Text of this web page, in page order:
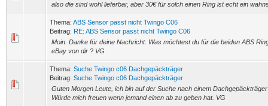
also die sind wohl lieferbar, aber 30€ für solch einen Ring ist echt ein
Thema: ABS Sensor passt nicht Twingo C06
Beitrag: RE: ABS Sensor passt nicht Twingo C06
Moin. Danke für deine Nachricht. Was möchtest du für die beiden ABS
eBay von dir ? VG
Thema: Suche Twingo c06 Dachgepäckträger
Beitrag: Suche Twingo c06 Dachgepäckträger
Guten Morgen Leute, ich bin auf der Suche nach einem
Würde mich freuen wenn jemand einen ab zu geben hat. VG